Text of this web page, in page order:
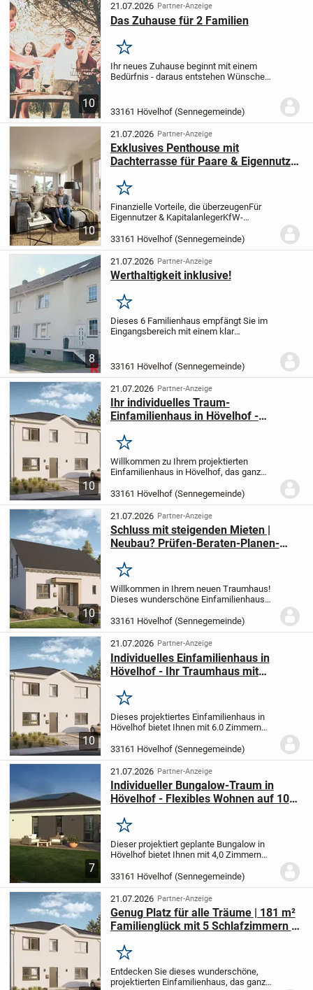
10
21.07.2026 Partner-Anzeige
Das Zuhause für 2 Familien
Merken
Ihr neues Zuhause beginnt mit einem
Bedürfnis - daraus entstehen Wünsche
Ihre Vorstellungen, Ihr Budget und die...
33161 Hövelhof (Sennegemeinde)
10
21.07.2026 Partner-Anzeige
Exklusives Penthouse mit
Dachterrasse für Paare & Eigennutzer
Merken
Finanzielle Vorteile, die überzeugenFür
Eigennutzer & KapitalanlegerKfW-
%QNG-Standard für niedrige
BetriebskostenFür
KapitalanlegerSonderabschreibung...
33161 Hövelhof (Sennegemeinde)
8
21.07.2026 Partner-Anzeige
Werthaltigkeit inklusive!
Merken
Dieses 6 Familienhaus empfängt Sie im
Eingangsbereich mit einem klar
Von hier aus gelangen Bewohner und
33161 Hövelhof (Sennegemeinde)
10
21.07.2026 Partner-Anzeige
Ihr individuelles Traum-
Einfamilienhaus in Hövelhof -
Gestaltung
Merken
Willkommen zu Ihrem projektierten
Einfamilienhaus in Hövelhof, das ganz
Vorstellungen gestaltet wird. Mit einer
großzügigen Wohnfläche von 182 m² auf
zwei Etagen...
33161 Hövelhof (Sennegemeinde)
10
21.07.2026 Partner-Anzeige
Schluss mit steigenden Mieten |
Neubau? Prüfen-Beraten-Planen-
Merken
Willkommen in Ihrem neuen Traumhaus!
Dieses wunderschöne Einfamilienhaus
und Wünschen projektiert und bietet
Ihnen einen gemütlichen Rückzugsort für
die ganze...
33161 Hövelhof (Sennegemeinde)
10
21.07.2026 Partner-Anzeige
Individuelles Einfamilienhaus in
Hövelhof - Ihr Traumhaus mit
Merken
Dieses projektiertes Einfamilienhaus in
Hövelhof bietet Ihnen mit 6.0 Zimmern
großzügigen Grundstück von 561.00 m²
ein perfektes Zuhause für die ganze
Familie. Auf...
33161 Hövelhof (Sennegemeinde)
7
21.07.2026 Partner-Anzeige
Individueller Bungalow-Traum in
Hövelhof - Flexibles Wohnen auf 107
Merken
Dieser projektiert geplante Bungalow in
Hövelhof bietet Ihnen mit 4,0 Zimmern
und modernes Zuhause. Das Haus mit 1
Etage umfasst 3 Schlafzimmer sowie
ein...
33161 Hövelhof (Sennegemeinde)
21.07.2026 Partner-Anzeige
Genug Platz für alle Träume | 181 m²
Familienglück mit 5 Schlafzimmern &
Merken
Entdecken Sie dieses wunderschöne,
projektierten Einfamilienhaus, das ganz